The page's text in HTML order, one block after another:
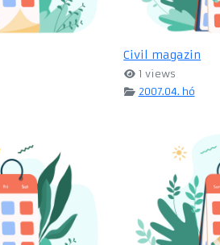
Civil magazin
1 views
2007.04. hó